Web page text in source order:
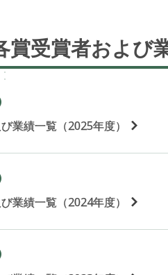
賞受賞者および
業績一覧（2025年度）
業績一覧（2024年度）